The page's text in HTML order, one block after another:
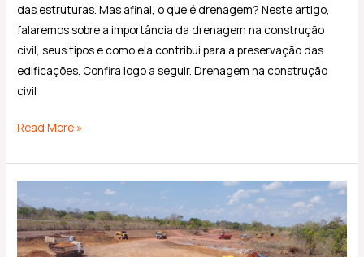
das estruturas. Mas afinal, o que é drenagem? Neste artigo,
falaremos sobre a importância da drenagem na construção
civil, seus tipos e como ela contribui para a preservação das
edificações. Confira logo a seguir. Drenagem na construção
civil
Read More »
Terraplanagem:
guia
rápido
com